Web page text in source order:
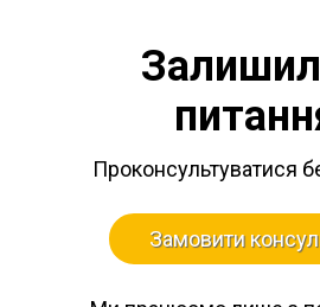
Проконсультуватися
Замовити